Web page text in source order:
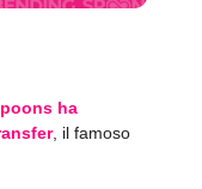
ha
, il famoso